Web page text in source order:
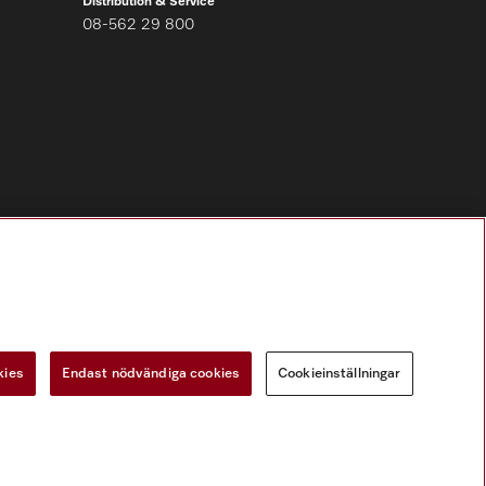
08-562 29 800
Endast nödvändiga cookies Cookieinställningar